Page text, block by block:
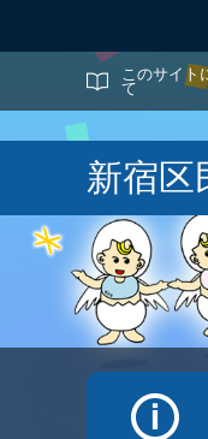
このサイト
て
サイト内検索
新宿区